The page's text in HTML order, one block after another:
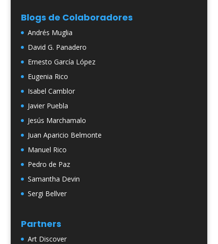
Blogs de Colaboradores
Andrés Muglia
David G. Panadero
Ernesto García López
Eugenia Rico
Isabel Camblor
Javier Puebla
Jesús Marchamalo
Juan Aparicio Belmonte
Manuel Rico
Pedro de Paz
Samantha Devin
Sergi Bellver
Partners
Art Discover